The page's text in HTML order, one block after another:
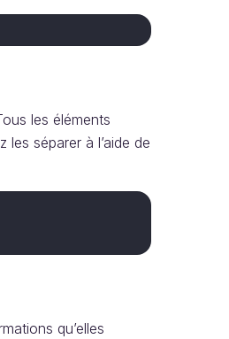
les éléments
les séparer à l’aide de
qu’elles